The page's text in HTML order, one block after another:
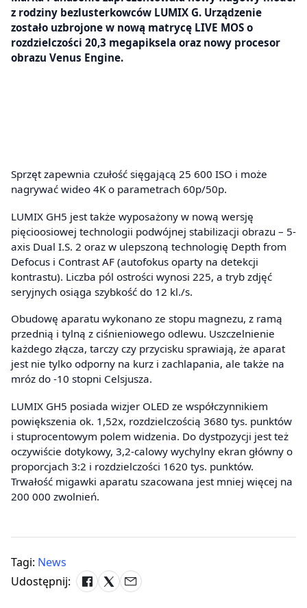
z rodziny bezlusterkowców LUMIX G. Urządzenie
zostało uzbrojone w nową matrycę LIVE MOS o
rozdzielczości 20,3 megapiksela oraz nowy procesor
obrazu Venus Engine.
Sprzęt zapewnia czułość sięgającą 25 600 ISO i może
nagrywać wideo 4K o parametrach 60p/50p.
LUMIX GH5 jest także wyposażony w nową wersję
pięcioosiowej technologii podwójnej stabilizacji obrazu – 5-
axis Dual I.S. 2 oraz w ulepszoną technologię Depth from
Defocus i Contrast AF (autofokus oparty na detekcji
kontrastu). Liczba pól ostrości wynosi 225, a tryb zdjęć
seryjnych osiąga szybkość do 12 kl./s.
Obudowę aparatu wykonano ze stopu magnezu, z ramą
przednią i tylną z ciśnieniowego odlewu. Uszczelnienie
każdego złącza, tarczy czy przycisku sprawiają, że aparat
jest nie tylko odporny na kurz i zachlapania, ale także na
mróz do -10 stopni Celsjusza.
LUMIX GH5 posiada wizjer OLED ze współczynnikiem
powiększenia ok. 1,52x, rozdzielczością 3680 tys. punktów
i stuprocentowym polem widzenia. Do dystpozycji jest też
oczywiście dotykowy, 3,2-calowy wychylny ekran główny o
proporcjach 3:2 i rozdzielczości 1620 tys. punktów.
Trwałość migawki aparatu szacowana jest mniej więcej na
200 000 zwolnień.
Tagi: News
Udostępnij: